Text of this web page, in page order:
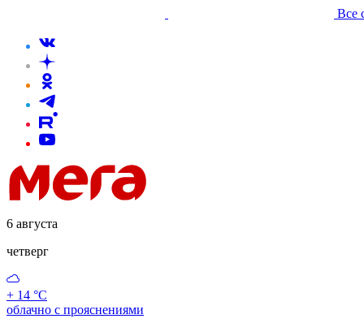
Все
6 августа
четверг
+ 14 °С
облачно с прояснениями